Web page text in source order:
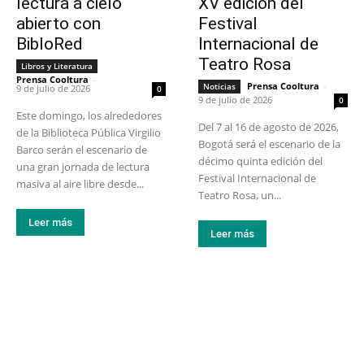
abierto con
BibloRed
Libros y Literatura
Prensa Cooltura -
9 de julio de 2026 0
Este domingo, los alrededores
de la Biblioteca Pública Virgilio
Barco serán el escenario de
una gran jornada de lectura
masiva al aire libre desde...
Leer más
Festival
Internacional de
Teatro Rosa
Noticias Prensa Cooltura -
9 de julio de 2026
0
Del 7 al 16 de agosto de 2026,
Bogotá será el escenario de la
décimo quinta edición del
Festival Internacional de
Teatro Rosa, un...
Leer más